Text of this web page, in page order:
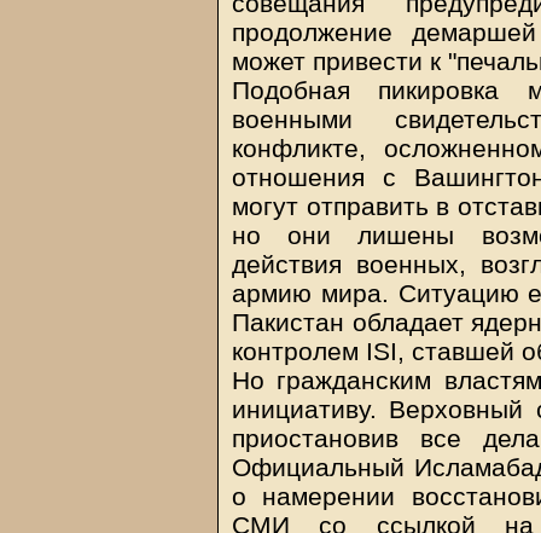
продолжение
может привести к
Подобная пикировка
военными
конфликте,
отношения с
могут отправить в
но они лишены
действия военных,
армию мира. Ситуацию
Пакистан обладает
контролем ISI, ставшей
Но гражданским
инициативу.
приостановив все
Официальный
о намерении
СМИ со ссылкой на